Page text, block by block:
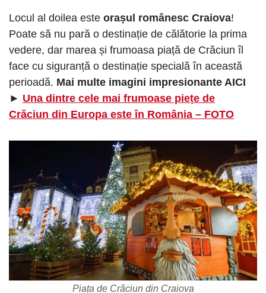
Locul al doilea este orașul românesc Craiova!
Poate să nu pară o destinație de călătorie la prima
vedere, dar marea și frumoasa piață de Crăciun îl
face cu siguranță o destinație specială în această
perioadă. Mai multe imagini impresionante AICI
► Una dintre cele mai frumoase piețe de
Crăciun din Europa este în România – FOTO
Piața de Crăciun din Craiova